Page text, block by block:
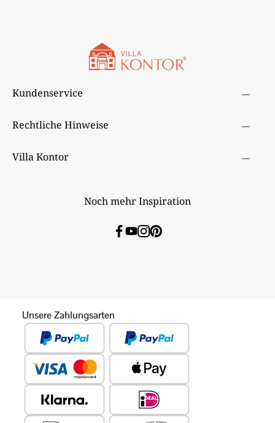
Kundenservice
Rechtliche Hinweise
Villa Kontor
Noch mehr Inspiration
Unsere Zahlungsarten